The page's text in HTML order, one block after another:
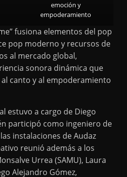
emoción y
empoderamiento
fusiona elementos del pop
pop moderno y recursos de
al mercado global,
sonora dinámica que
canto y al empoderamiento
estuvo a cargo de Diego
participó como ingeniero de
instalaciones de Audaz
reunió además a los
Urrea (SAMU), Laura
Alejandro Gómez,